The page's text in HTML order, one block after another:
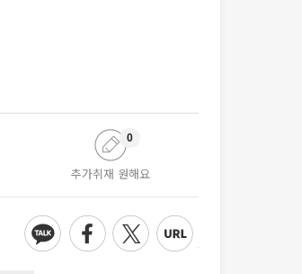
추가취재 원해요
0